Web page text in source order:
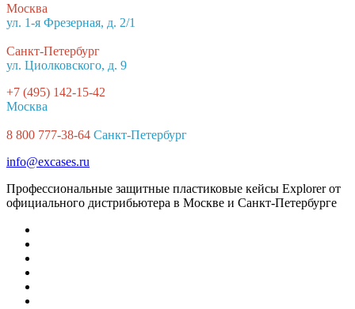
Москва
ул. 1-я Фрезерная, д. 2/1
Санкт-Петербург
ул. Циолковского, д. 9
+7 (495) 142-15-42
Москва
8 800 777-38-64 Санкт-Петербург
info@excases.ru
Профессиональные защитные пластиковые кейсы Explorer от
официального дистрибьютера в Москве и Санкт-Петербурге